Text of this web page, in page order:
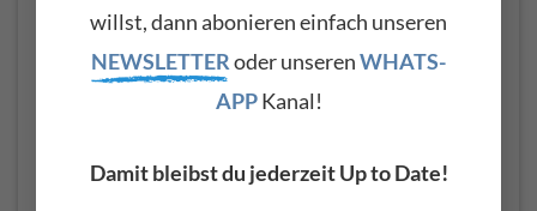
willst, dann abonieren einfach unseren
NEWSLETTERoder unserenWHATS-
APPKanal!
Damit bleibst du jederzeit Up to Date!
Farfisa Syntorchestra: Der Krautrock-Synthesizer der